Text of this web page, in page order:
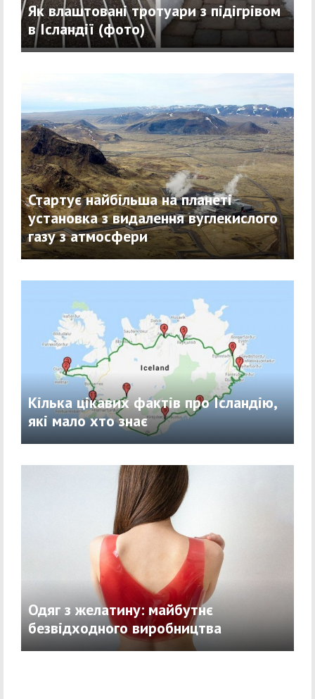
Як влаштовані тротуари з підігрівом
в Ісландії (фото)
Стартує найбільша на планеті
установка з видалення вуглекислого
газу з атмосфери
Кілька цікавих фактів про Ісландію,
які мало хто знає
Одяг з желатину: майбутнє
безвідходного виробництва